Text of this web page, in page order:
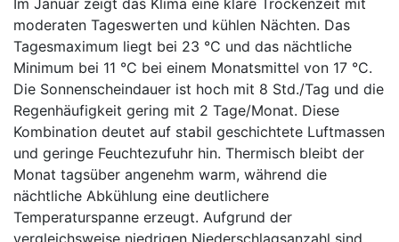
moderaten Tageswerten und kühlen Nächten. Das
Tagesmaximum liegt bei 23 °C und das nächtliche
Minimum bei 11 °C bei einem Monatsmittel von 17 °C.
Die Sonnenscheindauer ist hoch mit 8 Std./Tag und die
Regenhäufigkeit gering mit 2 Tage/Monat. Diese
Kombination deutet auf stabil geschichtete Luftmassen
und geringe Feuchtezufuhr hin. Thermisch bleibt der
Monat tagsüber angenehm warm, während die
nächtliche Abkühlung eine deutlichere
Temperaturspanne erzeugt. Aufgrund der
vergleichsweise niedrigen Niederschlagsanzahl sind